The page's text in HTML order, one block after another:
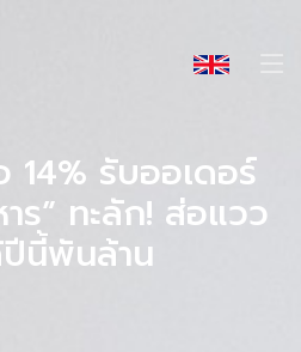
รับออเดอร์
ร” ทะลัก! ส่อแวว
ปีนี้พันล้าน